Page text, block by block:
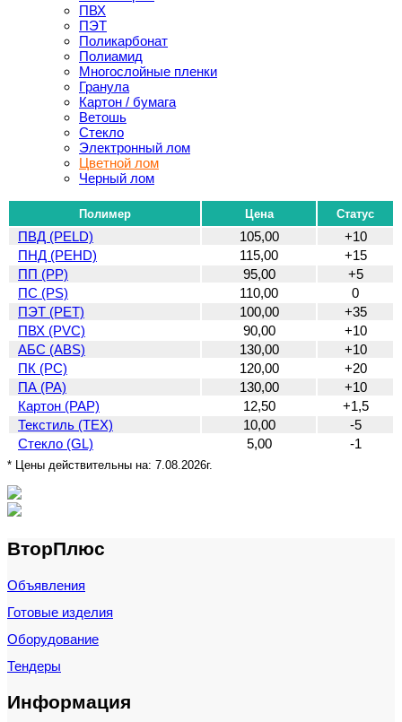
ПВХ
ПЭТ
Поликарбонат
Полиамид
Многослойные пленки
Гранула
Картон / бумага
Ветошь
Стекло
Электронный лом
Цветной лом
Черный лом
Полимер Цена Статус
ПВД (PELD) 105,00
+10
ПНД (PEHD)
115,00
+15
ПП (PP)
95,00
+5
ПС (PS)
110,00
0
ПЭТ (PET)
100,00
+35
ПВХ (PVC)
90,00
+10
АБС (ABS)
130,00
+10
ПК (PC)
120,00
+20
ПА (PA)
130,00
+10
Картон (PAP)
12,50
+1,5
Текстиль (TEX)
10,00
-5
Стекло (GL)
5,00 -1
* Цены действительны на: 7.08.2026г.
ВторПлюс
Объявления
Готовые изделия
Оборудование
Тендеры
Информация